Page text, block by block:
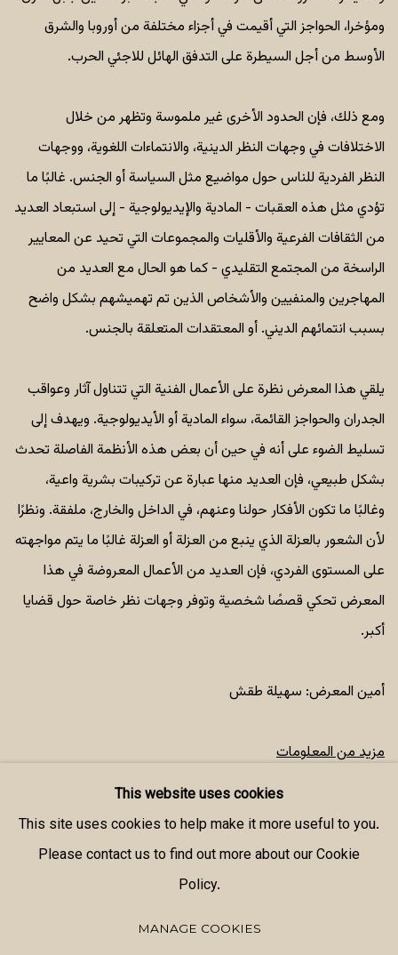
ومؤخرا، الحواجز التي أقيمت في أجزاء مختلفة من أوروبا والشرق
الأوسط من أجل السيطرة على التدفق الهائل للاجئي الحرب.
ومع ذلك، فإن الحدود الأخرى غير ملموسة وتظهر من خلال
الاختلافات في وجهات النظر الدينية، والانتماءات اللغوية، ووجهات
النظر الفردية للناس حول مواضيع مثل السياسة أو الجنس. غالبًا ما
تؤدي مثل هذه العقبات - المادية والإيديولوجية - إلى استبعاد العديد
من الثقافات الفرعية والأقليات والمجموعات التي تحيد عن المعايير
الراسخة من المجتمع التقليدي - كما هو الحال مع العديد من
المهاجرين والمنفيين والأشخاص الذين تم تهميشهم بشكل واضح
بسبب انتمائهم الديني. أو المعتقدات المتعلقة بالجنس.
يلقي هذا المعرض نظرة على الأعمال الفنية التي تتناول آثار وعواقب
الجدران والحواجز القائمة، سواء المادية أو الأيديولوجية. ويهدف إلى
تسليط الضوء على أنه في حين أن بعض هذه الأنظمة الفاصلة تحدث
بشكل طبيعي، فإن العديد منها عبارة عن تركيبات بشرية واعية،
وغالبًا ما تكون الأفكار حولنا وعنهم، في الداخل والخارج، ملفقة. ونظرًا
لأن الشعور بالعزلة الذي ينبع من العزلة أو العزلة غالبًا ما يتم مواجهته
على المستوى الفردي، فإن العديد من الأعمال المعروضة في هذا
المعرض تحكي قصصًا شخصية وتوفر وجهات نظر خاصة حول قضايا
أكبر.
أمين المعرض: سهيلة طقش
مزيد من المعلومات
This website uses cookies
This site uses cookies to help make it more useful to you.
Please contact us to find out more about our Cookie
Policy.
MANAGE COOKIES